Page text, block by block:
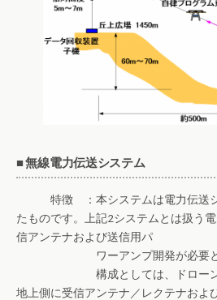
■ 無線電力伝送システム
特徴 ：本システムは電力伝送シ
たものです。上記2システムとは扱う
信アンテナおよび送信用パ
ワーアンプ開発が必要とな
構成としては、ドローン側に
地上側に受信アンテナ／レクテナおよ